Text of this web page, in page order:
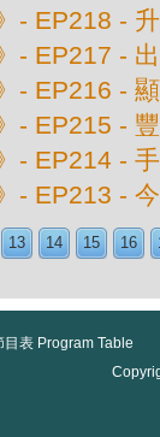
- EP218 -
- EP217 -
- EP216 -
- EP215 -
- EP214 - 手
- EP213 -
13 14 15 16
目表 Program Table